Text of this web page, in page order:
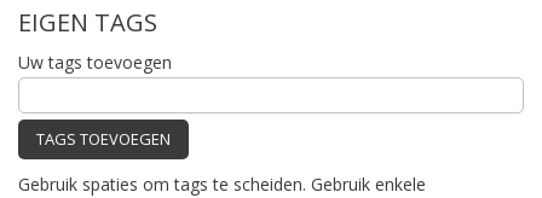
EIGEN TAGS
Uw tags toevoegen
TAGS TOEVOEGEN
Gebruik spaties om tags te scheiden. Gebruik enkele